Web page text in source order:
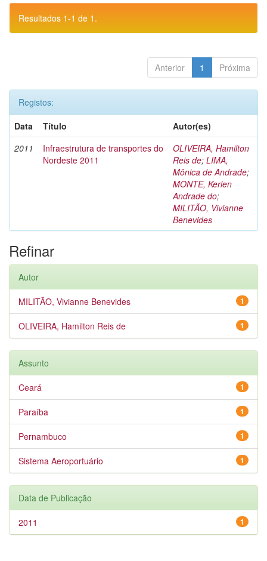
Resultados 1-1 de 1.
Anterior 1 Próxima
Registos:
Data
Título
Autor(es)
2011
Infraestrutura de transportes do
Nordeste 2011
OLIVEIRA, Hamilton
Reis de; LIMA,
Mônica de Andrade;
MONTE, Kerlen
Andrade do;
MILITÃO, Vivianne
Benevides
Refinar
Autor
1
MILITÃO, Vivianne Benevides
1
OLIVEIRA, Hamilton Reis de
Assunto
1
Ceará
1
Paraíba
1
Pernambuco
1
Sistema Aeroportuário
Data de Publicação
1
2011